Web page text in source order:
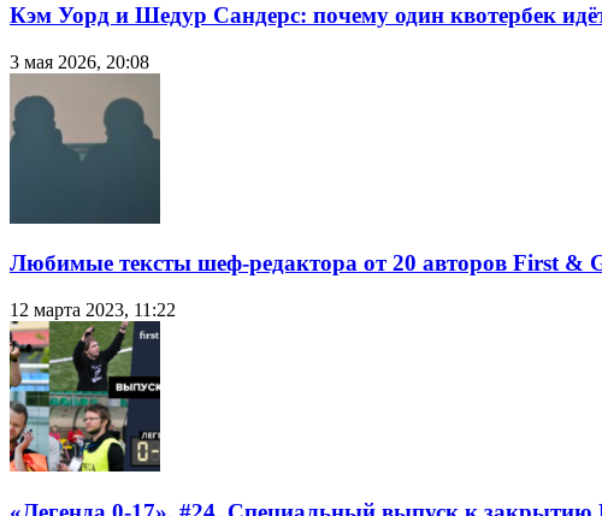
Кэм Уорд и Шедур Сандерс: почему один квотербек
3 мая 2026, 20:08
Любимые тексты шеф-редактора от 20 авторов First &
12 марта 2023, 11:22